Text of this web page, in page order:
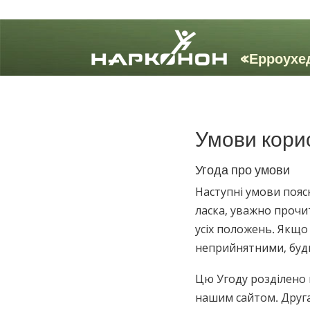
Умови
Угода про умови
Наступні умови
ласка, уважно
усіх положень.
неприйнятними,
Цю Угоду розділено
нашим сайтом.